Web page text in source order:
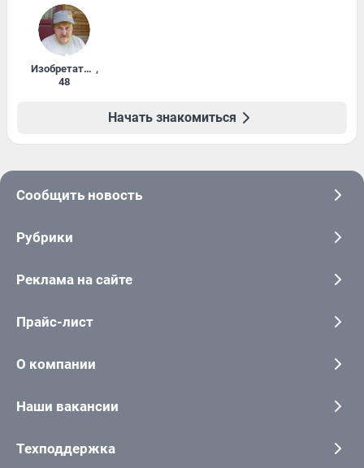
Изобретатель ,
48
Начать знакомиться
Сообщить новость
Рубрики
Реклама на сайте
Прайс-лист
О компании
Наши вакансии
Техподдержка